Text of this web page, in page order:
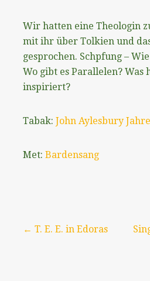
Wir hatten eine Theologin
mit ihr über Tolkien und
gesprochen. Schpfung –
Wo gibt es Parallelen? Was
inspiriert?
Tabak: John Aylesbury
Met: Bardensang
Beitragsnavigation
← T. E. E. in Edoras